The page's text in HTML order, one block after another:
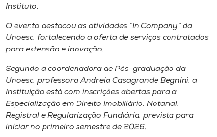
Instituto.
O evento destacou as atividades “In Company” da
Unoesc, fortalecendo a oferta de serviços contratados
para extensão e inovação.
Segundo a coordenadora de Pós-graduação da
Unoesc, professora Andreia Casagrande Begnini, a
Instituição está com inscrições abertas para a
Especialização em Direito Imobiliário, Notarial,
Registral e Regularização Fundiária, prevista para
iniciar no primeiro semestre de 2026.